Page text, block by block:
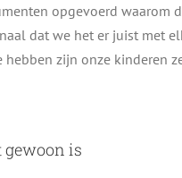
opgevoerd waarom
dat we het er juist met
hebben zijn onze kinderen
gewoon is